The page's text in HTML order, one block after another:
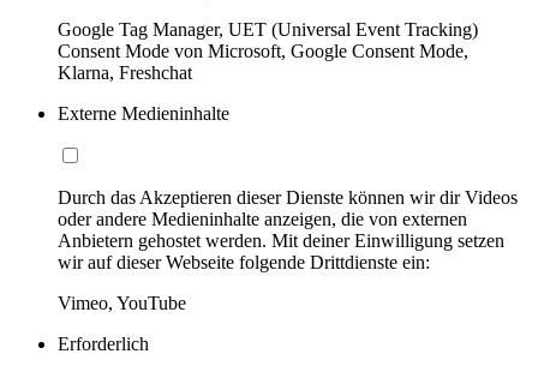
Google Tag Manager, UET (Universal Event Tracking)
Consent Mode von Microsoft, Google Consent Mode,
Klarna, Freshchat
Externe Medieninhalte
Durch das Akzeptieren dieser Dienste können wir dir Videos
oder andere Medieninhalte anzeigen, die von externen
Anbietern gehostet werden. Mit deiner Einwilligung setzen
wir auf dieser Webseite folgende Drittdienste ein:
Vimeo, YouTube
Erforderlich